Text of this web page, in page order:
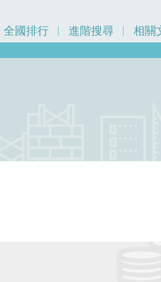
全國排行 進階搜尋 相關